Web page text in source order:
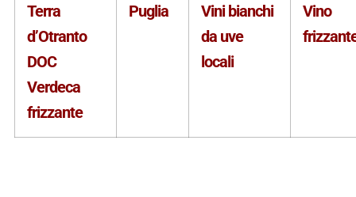
Terra
d’Otranto
DOC
Verdeca
frizzante
Puglia
Vini bianchi
da uve
locali
Vino